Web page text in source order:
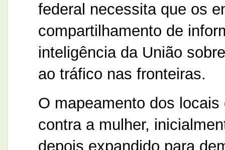
federal necessita que os
compartilhamento de
inteligência da União
ao tráfico nas fronteiras.
O mapeamento dos
contra a mulher,
depois expandido para